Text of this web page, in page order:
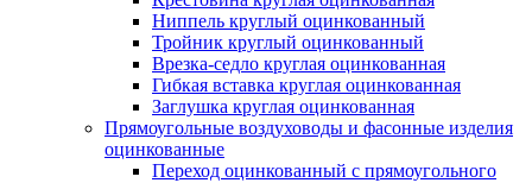
Ниппель круглый оцинкованный
Тройник круглый оцинкованный
Врезка-седло круглая оцинкованная
Гибкая вставка круглая оцинкованная
Заглушка круглая оцинкованная
Прямоугольные воздуховоды и фасонные изделия
оцинкованные
Переход оцинкованный с прямоугольного